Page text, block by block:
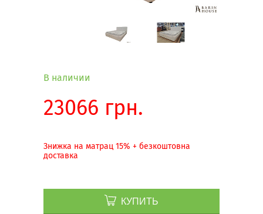
В наличии
23066 грн.
Знижка на матрац 15% + безкоштовна
доставка
КУПИТЬ